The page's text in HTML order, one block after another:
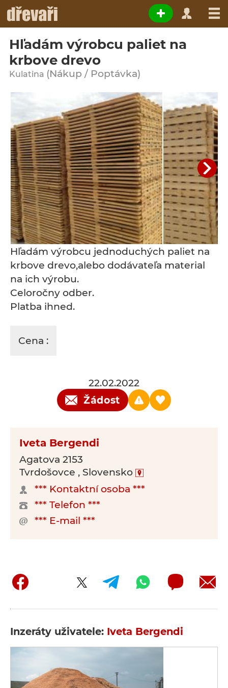
Hľadám výrobcu paliet na
krbove drevo
Kulatina (Nákup / Poptávka)
Hľadám výrobcu jednoduchých paliet na
krbove drevo,alebo dodávateľa material
na ich výrobu.
Celoročny odber.
Platba ihned.
Cena :
22.02.2022
Žádost
Iveta Bergendi
Agatova 2153
Tvrdošovce , Slovensko
*** Kontaktní osoba ***
*** Telefon ***
*** E-mail ***
Inzeráty uživatele: Iveta Bergendi